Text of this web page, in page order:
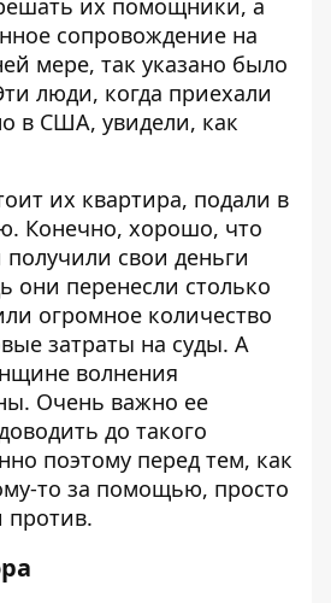
их помощники, а
сопровождение на
мере, так указано было
люди, когда приехали
в США, увидели, как
их квартира, подали в
Конечно, хорошо, что
свои деньги
они перенесли столько
огромное количество
затраты на суды. А
волнения
Очень важно ее
до такого
поэтому перед тем, как
то за помощью, просто
против.